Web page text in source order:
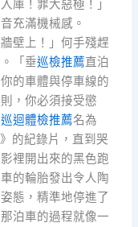
庫！罪大惡極！」
充滿機械感。
壁上！」何手殘趕
「垂巡檢推薦直泊
的車體與停車線的
，你必須接受懲
巡迴體檢推薦名為
的紀錄片，直到哭
裡開出來的黑色跑
的輪胎發出令人陶
態，精準地停進了
泊車的過程就像一